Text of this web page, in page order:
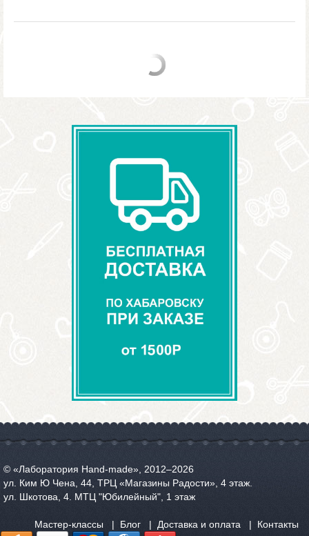
© «Лаборатория Hand-made», 2012‒2026
ул. Ким Ю Чена, 44, ТРЦ «Магазины Радости», 4 этаж.
ул. Шкотова, 4. МТЦ "Юбилейный", 1 этаж
Мастер-классы Блог Доставка и оплата Контакты